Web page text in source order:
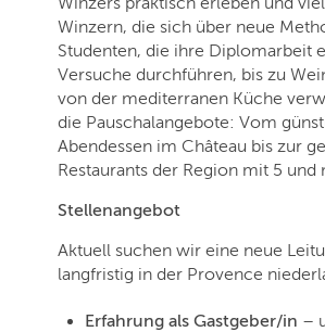
Winzern, die sich über neue
Studenten, die ihre Diplomarbeit
Versuche durchführen, bis zu
von der mediterranen Küche
die Pauschalangebote: Vom
Abendessen im Château bis zur
Restaurants der Region mit 5
Stellenangebot
Aktuell suchen wir eine neue
langfristig in der Provence
Erfahrung als Gastgeber/in –